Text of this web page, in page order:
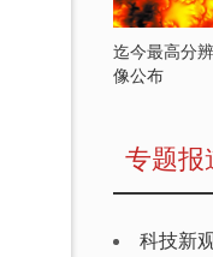
迄今最高分
像公布
专题报
科技新